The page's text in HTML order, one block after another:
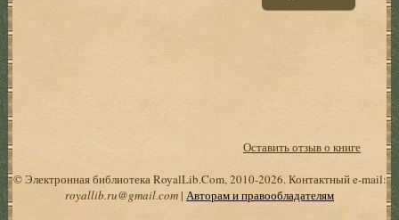
Оставить отзыв о книге
© Электронная библиотека RoyalLib.Com, 2010-2026. Контактный e-mail:
royallib.ru@gmail.com| Авторам и правообладателям